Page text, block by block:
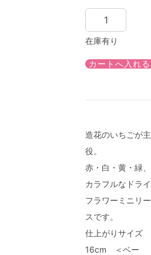
在庫有り
造花のいちごが主
役。
赤・白・黄・緑、
カラフルなドライ
フラワーミニリー
スです。
仕上がりサイズ
16cm ＜ベー